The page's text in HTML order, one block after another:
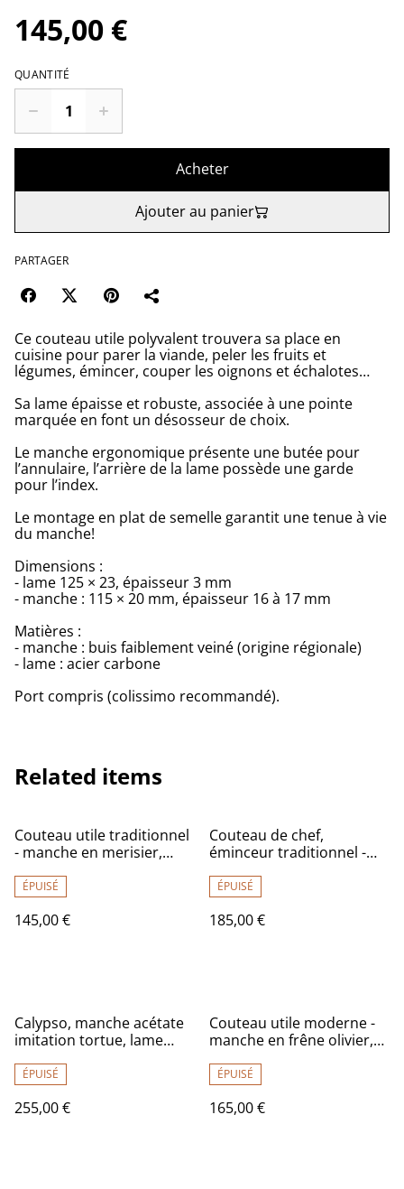
145,00 €
QUANTITÉ
Acheter
Ajouter au panier
PARTAGER
Ce couteau utile polyvalent trouvera sa place en
cuisine pour parer la viande, peler les fruits et
légumes, émincer, couper les oignons et échalotes…
Sa lame épaisse et robuste, associée à une pointe
marquée en font un désosseur de choix.
Le manche ergonomique présente une butée pour
l’annulaire, l’arrière de la lame possède une garde
pour l’index.
Le montage en plat de semelle garantit une tenue à vie
du manche!
Dimensions :
- lame 125 × 23, épaisseur 3 mm
- manche : 115 × 20 mm, épaisseur 16 à 17 mm
Matières :
- manche : buis faiblement veiné (origine régionale)
- lame : acier carbone
Port compris (colissimo recommandé).
Related items
Couteau utile traditionnel
- manche en merisier,
ÉPUISÉ
145,00 €
Couteau de chef,
éminceur traditionnel -
de qualité exceptionnelle,
lame inox
ÉPUISÉ
185,00 €
Calypso, manche acétate
imitation tortue, lame
ÉPUISÉ
255,00 €
Couteau utile moderne -
manche en frêne olivier,
ÉPUISÉ
165,00 €